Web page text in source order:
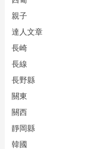
親子
達人文章
長崎
長線
長野縣
關東
關西
靜岡縣
韓國